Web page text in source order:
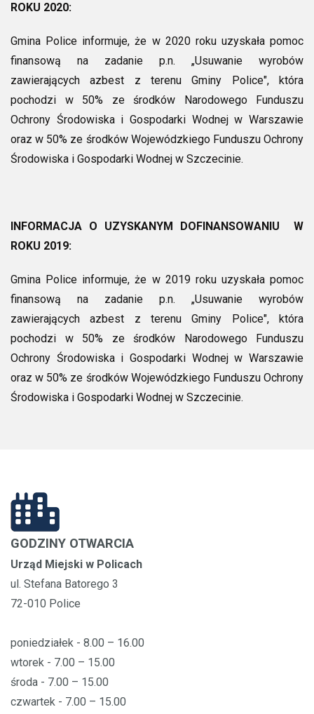
ROKU 2020:
Gmina Police informuje, że w 2020 roku uzyskała pomoc
finansową na zadanie p.n. „Usuwanie wyrobów
zawierających azbest z terenu Gminy Police", która
pochodzi w 50% ze środków Narodowego Funduszu
Ochrony Środowiska i Gospodarki Wodnej w Warszawie
oraz w 50% ze środków Wojewódzkiego Funduszu Ochrony
Środowiska i Gospodarki Wodnej w Szczecinie.
INFORMACJA O UZYSKANYM DOFINANSOWANIU W
ROKU 2019:
Gmina Police informuje, że w 2019 roku uzyskała pomoc
finansową na zadanie p.n. „Usuwanie wyrobów
zawierających azbest z terenu Gminy Police", która
pochodzi w 50% ze środków Narodowego Funduszu
Ochrony Środowiska i Gospodarki Wodnej w Warszawie
oraz w 50% ze środków Wojewódzkiego Funduszu Ochrony
Środowiska i Gospodarki Wodnej w Szczecinie.
GODZINY OTWARCIA
Urząd Miejski w Policach
ul. Stefana Batorego 3
72-010 Police
poniedziałek - 8.00 – 16.00
wtorek - 7.00 – 15.00
środa - 7.00 – 15.00
czwartek - 7.00 – 15.00